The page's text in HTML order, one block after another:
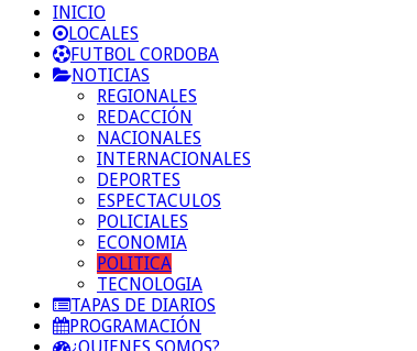
INICIO
LOCALES
FUTBOL CORDOBA
NOTICIAS
REGIONALES
REDACCIÓN
NACIONALES
INTERNACIONALES
DEPORTES
ESPECTACULOS
POLICIALES
ECONOMIA
POLITICA
TECNOLOGIA
TAPAS DE DIARIOS
PROGRAMACIÓN